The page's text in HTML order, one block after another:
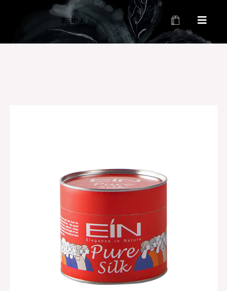
محصولات بهداشتی و زیبایی EINمحصولات بهداشتی و زیبایی EIN